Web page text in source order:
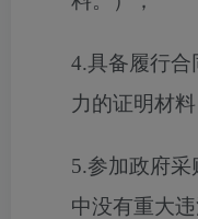
4.具备履行
力的证明材料
5.参加政府
中没有重大